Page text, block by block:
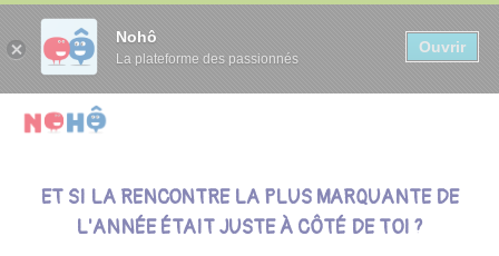
Nohô
La plateforme des passionnés
Ouvrir
ET SI LA RENCONTRE LA PLUS MARQUANTE DE
L'ANNÉE ÉTAIT JUSTE À CÔTÉ DE TOI ?
Panneau de gestion des cookies